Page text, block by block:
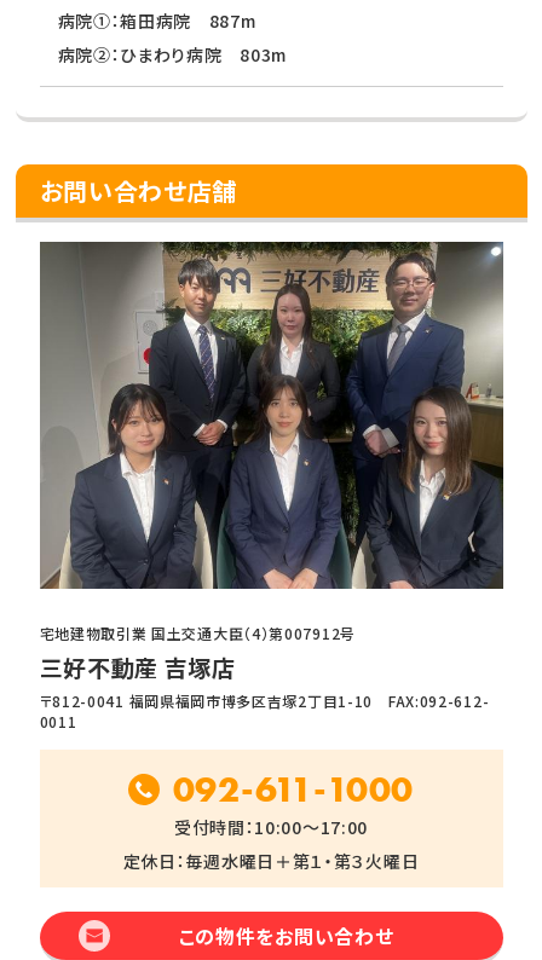
病院①：箱田病院 887m
病院②：ひまわり病院 803m
お問い合わせ店舗
宅地建物取引業 国土交通大臣（4）第007912号
三好不動産 吉塚店
〒812-0041 福岡県福岡市博多区吉塚2丁目1-10 FAX:092-612-
0011
092-611-1000
受付時間：10:00～17:00
定休日：毎週水曜日＋第１・第３火曜日
この物件をお問い合わせ